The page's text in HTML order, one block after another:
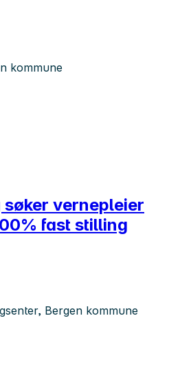
kommune
vernepleier
fast stilling
Bergen kommune